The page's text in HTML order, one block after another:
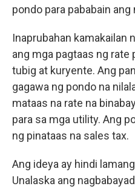
pondo para pababain
Inaprubahan kamakailan
ang mga pagtaas ng rate
tubig at kuryente. Ang
gagawa ng pondo na
mataas na rate na
para sa mga utility. Ang
ng pinataas na sales tax.
Ang ideya ay hindi
Unalaska ang